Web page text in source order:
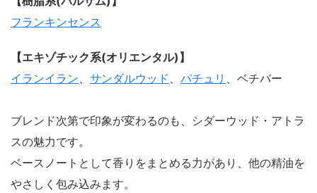
フランキンセンス
【エキゾチック系(オリエンタル)】
イランイラン
サンダルウッド パチュリ 、ベチバー
ブレンド次第で印象が変わるのも、シダーウッド・アトラ
スの魅力です。
ベースノートとして香りをまとめる力があり、他の精油を
やさしく包み込みます。